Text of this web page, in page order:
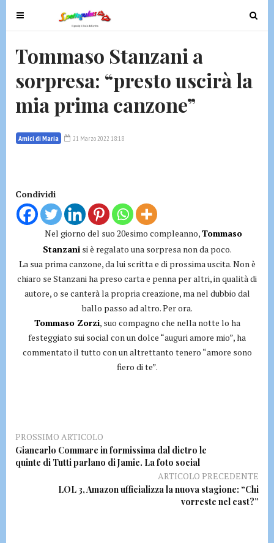
T
o
e
n
v
i
t
o
T
o
e
Tommaso Stanzani a
sorpresa: “presto uscirà la
mia prima canzone”
Amici di Maria 21 Marzo 2022 18:18
Condividi
Nel giorno del suo 20esimo compleanno,Tommaso
Stanzanisi è regalato una sorpresa non da poco.
La sua prima canzone, da lui scritta e di prossima uscita. Non è
chiaro se Stanzani ha preso carta e penna per altri, in qualità di
autore, o se canterà la propria creazione, ma nel dubbio dal
ballo passo ad altro. Per ora.
Tommaso Zorzi, suo compagno che nella notte lo ha
festeggiato sui social con un dolce “auguri amore mio”, ha
commentato il tutto con un altrettanto tenero “amore sono
fiero di te”.
PROSSIMO ARTICOLO
Giancarlo Commare in formissima dal dietro le
quinte di Tutti parlano di Jamie. La foto social
ARTICOLO PRECEDENTE
LOL 3, Amazon ufficializza la nuova stagione: “Chi
vorreste nel cast?”